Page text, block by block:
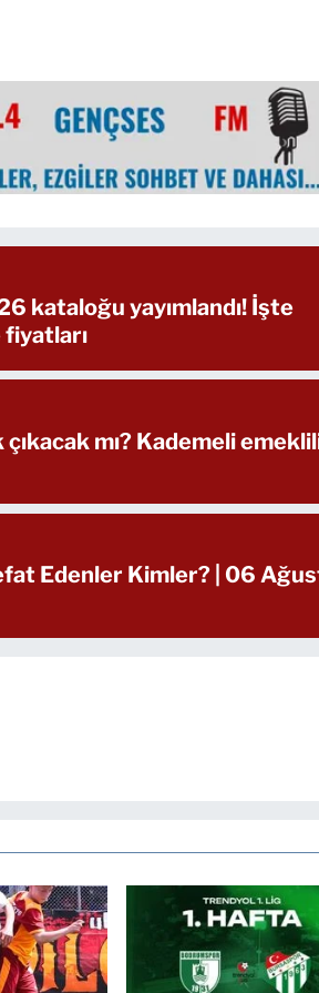
kataloğu yayımlandı! İşte
mı? Kademeli
Edenler Kimler? | 06